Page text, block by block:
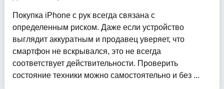
Покупка iPhone с рук всегда связана с
определенным риском. Даже если устройство
выглядит аккуратным и продавец уверяет, что
смартфон не вскрывался, это не всегда
соответствует действительности. Проверить
состояние техники можно самостоятельно и без ...